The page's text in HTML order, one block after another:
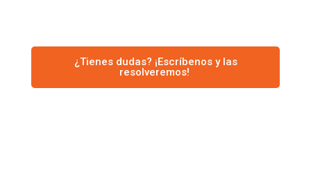
¿Tienes dudas? ¡Escríbenos y las
resolveremos!